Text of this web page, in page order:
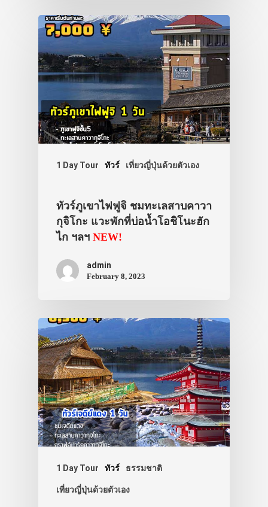
1 Day Tour ทัวร์ เที่ยวญี่ปุ่นด้วยตัวเอง
ทัวร์ภูเขาไฟฟูจิ ชมทะเลสาบคาวา
กุจิโกะ แวะพักที่บ่อน้ำโอชิโนะฮัก
ไก ฯลฯ NEW!
admin
February 8, 2023
1 Day Tour ทัวร์ ธรรมชาติ
เที่ยวญี่ปุ่นด้วยตัวเอง